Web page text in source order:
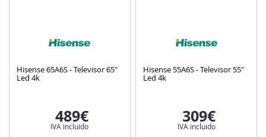
Hisense 65A6S - Televisor 65"
Led 4k
489€
IVA incluido
Hisense 55A6S - Televisor 55"
Led 4k
309€
IVA incluido